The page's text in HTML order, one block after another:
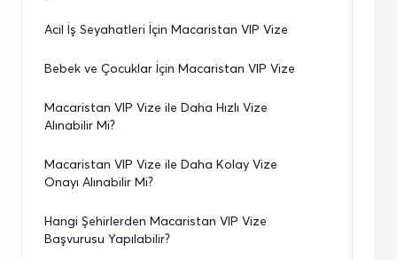
Acil İş Seyahatleri İçin Macaristan VIP Vize
Bebek ve Çocuklar İçin Macaristan VIP Vize
Macaristan VIP Vize ile Daha Hızlı Vize
Alınabilir Mi?
Macaristan VIP Vize ile Daha Kolay Vize
Onayı Alınabilir Mi?
Hangi Şehirlerden Macaristan VIP Vize
Başvurusu Yapılabilir?